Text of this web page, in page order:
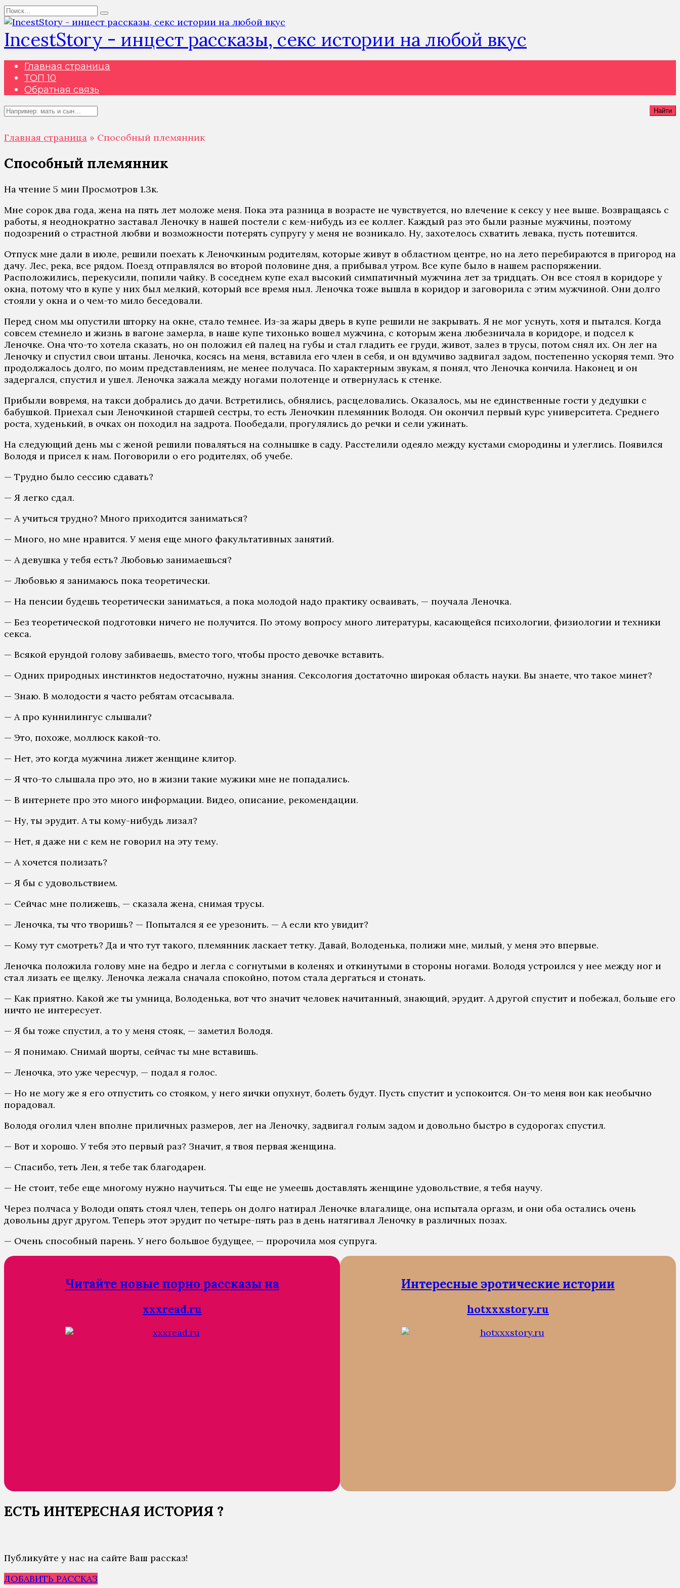
Перейти
к
содержанию
Search
for:
IncestStory - инцест рассказы, секс истории на любой вкус
Главная страница
ТОП 10
Обратная связь
Search
Найти
Главная страница » Способный племянник
Способный племянник
На чтение 5 мин Просмотров 1.3к.
Мне сорок два года, жена на пять лет моложе меня. Пока эта разница в возрасте не чувствуется, но влечение к сексу у нее выше. Возвращаясь с
работы, я неоднократно заставал Леночку в нашей постели с кем-нибудь из ее коллег. Каждый раз это были разные мужчины, поэтому
подозрений о страстной любви и возможности потерять супругу у меня не возникало. Ну, захотелось схватить левака, пусть потешится.
Отпуск мне дали в июле, решили поехать к Леночкиным родителям, которые живут в областном центре, но на лето перебираются в пригород на
дачу. Лес, река, все рядом. Поезд отправлялся во второй половине дня, а прибывал утром. Все купе было в нашем распоряжении.
Расположились, перекусили, попили чайку. В соседнем купе ехал высокий симпатичный мужчина лет за тридцать. Он все стоял в коридоре у
окна, потому что в купе у них был мелкий, который все время ныл. Леночка тоже вышла в коридор и заговорила с этим мужчиной. Они долго
стояли у окна и о чем-то мило беседовали.
Перед сном мы опустили шторку на окне, стало темнее. Из-за жары дверь в купе решили не закрывать. Я не мог уснуть, хотя и пытался. Когда
совсем стемнело и жизнь в вагоне замерла, в наше купе тихонько вошел мужчина, с которым жена любезничала в коридоре, и подсел к
Леночке. Она что-то хотела сказать, но он положил ей палец на губы и стал гладить ее груди, живот, залез в трусы, потом снял их. Он лег на
Леночку и спустил свои штаны. Леночка, косясь на меня, вставила его член в себя, и он вдумчиво задвигал задом, постепенно ускоряя темп. Это
продолжалось долго, по моим представлениям, не менее получаса. По характерным звукам, я понял, что Леночка кончила. Наконец и он
задергался, спустил и ушел. Леночка зажала между ногами полотенце и отвернулась к стенке.
Прибыли вовремя, на такси добрались до дачи. Встретились, обнялись, расцеловались. Оказалось, мы не единственные гости у дедушки с
бабушкой. Приехал сын Леночкиной старшей сестры, то есть Леночкин племянник Володя. Он окончил первый курс университета. Среднего
роста, худенький, в очках он походил на задрота. Пообедали, прогулялись до речки и сели ужинать.
На следующий день мы с женой решили поваляться на солнышке в саду. Расстелили одеяло между кустами смородины и улеглись. Появился
Володя и присел к нам. Поговорили о его родителях, об учебе.
— Трудно было сессию сдавать?
— Я легко сдал.
— А учиться трудно? Много приходится заниматься?
— Много, но мне нравится. У меня еще много факультативных занятий.
— А девушка у тебя есть? Любовью занимаешься?
— Любовью я занимаюсь пока теоретически.
— На пенсии будешь теоретически заниматься, а пока молодой надо практику осваивать, — поучала Леночка.
— Без теоретической подготовки ничего не получится. По этому вопросу много литературы, касающейся психологии, физиологии и техники
секса.
— Всякой ерундой голову забиваешь, вместо того, чтобы просто девочке вставить.
— Одних природных инстинктов недостаточно, нужны знания. Сексология достаточно широкая область науки. Вы знаете, что такое минет?
— Знаю. В молодости я часто ребятам отсасывала.
— А про куннилингус слышали?
— Это, похоже, моллюск какой-то.
— Нет, это когда мужчина лижет женщине клитор.
— Я что-то слышала про это, но в жизни такие мужики мне не попадались.
— В интернете про это много информации. Видео, описание, рекомендации.
— Ну, ты эрудит. А ты кому-нибудь лизал?
— Нет, я даже ни с кем не говорил на эту тему.
— А хочется полизать?
— Я бы с удовольствием.
— Сейчас мне полижешь, — сказала жена, снимая трусы.
— Леночка, ты что творишь? — Попытался я ее урезонить. — А если кто увидит?
— Кому тут смотреть? Да и что тут такого, племянник ласкает тетку. Давай, Володенька, полижи мне, милый, у меня это впервые.
Леночка положила голову мне на бедро и легла с согнутыми в коленях и откинутыми в стороны ногами. Володя устроился у нее между ног и
стал лизать ее щелку. Леночка лежала сначала спокойно, потом стала дергаться и стонать.
— Как приятно. Какой же ты умница, Володенька, вот что значит человек начитанный, знающий, эрудит. А другой спустит и побежал, больше его
ничто не интересует.
— Я бы тоже спустил, а то у меня стояк, — заметил Володя.
— Я понимаю. Снимай шорты, сейчас ты мне вставишь.
— Леночка, это уже чересчур, — подал я голос.
— Но не могу же я его отпустить со стояком, у него яички опухнут, болеть будут. Пусть спустит и успокоится. Он-то меня вон как необычно
порадовал.
Володя оголил член вполне приличных размеров, лег на Леночку, задвигал голым задом и довольно быстро в судорогах спустил.
— Вот и хорошо. У тебя это первый раз? Значит, я твоя первая женщина.
— Спасибо, теть Лен, я тебе так благодарен.
— Не стоит, тебе еще многому нужно научиться. Ты еще не умеешь доставлять женщине удовольствие, я тебя научу.
Через полчаса у Володи опять стоял член, теперь он долго натирал Леночке влагалище, она испытала оргазм, и они оба остались очень
довольны друг другом. Теперь этот эрудит по четыре-пять раз в день натягивал Леночку в различных позах.
— Очень способный парень. У него большое будущее, — пророчила моя супруга.
Читайте новые порно рассказы на
xxxread.ru
Интересные эротические истории
hotxxxstory.ru
ЕСТЬ ИНТЕРЕСНАЯ ИСТОРИЯ ?
Публикуйте у нас на сайте Ваш рассказ!
ДОБАВИТЬ РАССКАЗ